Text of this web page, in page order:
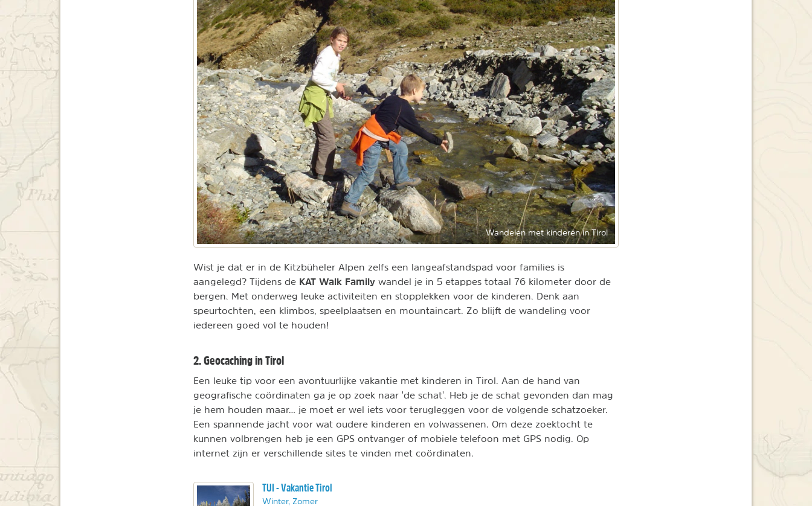
Wandelen met kinderen in Tirol
Wist je dat er in de Kitzbüheler Alpen zelfs een langeafstandspad voor families is
aangelegd? Tijdens de KAT Walk Family wandel je in 5 etappes totaal 76 kilometer door de
bergen. Met onderweg leuke activiteiten en stopplekken voor de kinderen. Denk aan
speurtochten, een klimbos, speelplaatsen en mountaincart. Zo blijft de wandeling voor
iedereen goed vol te houden!
2. Geocaching in Tirol
Een leuke tip voor een avontuurlijke vakantie met kinderen in Tirol. Aan de hand van
geografische coördinaten ga je op zoek naar 'de schat'. Heb je de schat gevonden dan mag
je hem houden maar… je moet er wel iets voor terugleggen voor de volgende schatzoeker.
Een spannende jacht voor wat oudere kinderen en volwassenen. Om deze zoektocht te
kunnen volbrengen heb je een GPS ontvanger of mobiele telefoon met GPS nodig. Op
internet zijn er verschillende sites te vinden met coördinaten.
TUI - Vakantie Tirol
Winter, Zomer